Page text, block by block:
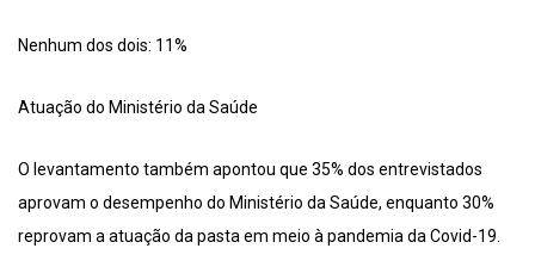
Nenhum dos dois: 11%
Atuação do Ministério da Saúde
O levantamento também apontou que 35% dos entrevistados
aprovam o desempenho do Ministério da Saúde, enquanto 30%
reprovam a atuação da pasta em meio à pandemia da Covid-19.